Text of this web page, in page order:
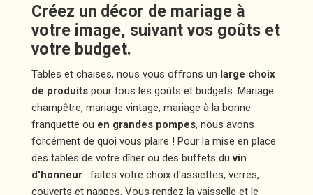
Créez un décor de mariage à
votre image, suivant vos goûts et
votre budget.
Tables et chaises, nous vous offrons un large choix
de produitspour tous les goûts et budgets. Mariage
champêtre, mariage vintage, mariage à la bonne
franquette ou en grandes pompes, nous avons
forcément de quoi vous plaire ! Pour la mise en place
des tables de votre dîner ou des buffets duvin
d'honneur : faites votre choix d'assiettes, verres,
couverts et nappes. Vous rendez la vaisselle et le